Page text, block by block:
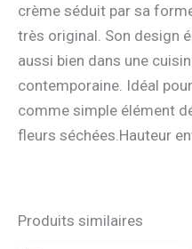
crème séduit par sa
très original. Son design
aussi bien dans une
contemporaine. Idéal
comme simple élément
fleurs séchées.Hauteur
Produits similaires